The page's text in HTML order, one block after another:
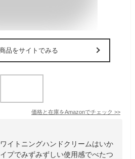
品をサイトでみる
価格と在庫をAmazonでチェック >>
イトニングハンドクリームはいか
プでみずみずしい使用感でべたつ